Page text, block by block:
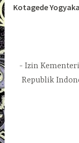
Kotagede
Izin
Republik